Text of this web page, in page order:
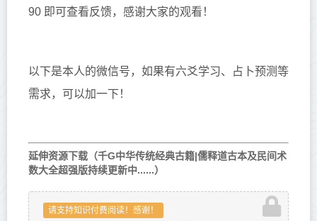
90 即可查看反馈，感谢大家的观看！
以下是本人的微信号，如果有六爻学习、占卜预测等
需求，可以加一下！
延伸资源下载（千G中华传统经典古籍|儒释道古本及民间术
数大全超强版持续更新中......）
请支持知识付费阅读！感谢！